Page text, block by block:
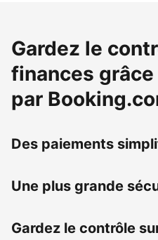
Gardez le
finances
par
Des paiements
Une plus grande
Gardez le contrôle